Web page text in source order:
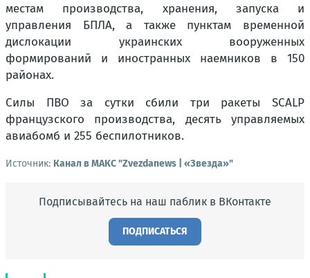
местам производства, хранения, запуска и
управления БПЛА, а также пунктам временной
дислокации украинских вооруженных
формирований и иностранных наемников в 150
районах.
Силы ПВО за сутки сбили три ракеты SCALP
французского производства, десять управляемых
авиабомб и 255 беспилотников.
Источник: Канал в МАКС "Zvezdanews | «Звезда»"
Подписывайтесь на наш паблик в ВКонтакте
ПОДПИСАТЬСЯ